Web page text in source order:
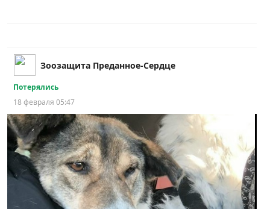
Зоозащита Преданное-Сердце
Потерялись
18 февраля 05:47